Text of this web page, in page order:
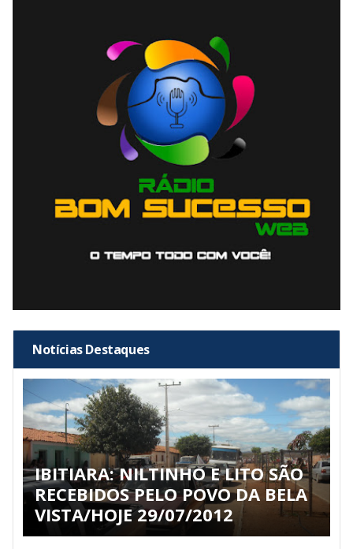
Notícias Destaques
IBITIARA: NILTINHO E LITO SÃO
RECEBIDOS PELO POVO DA BELA
VISTA/HOJE 29/07/2012